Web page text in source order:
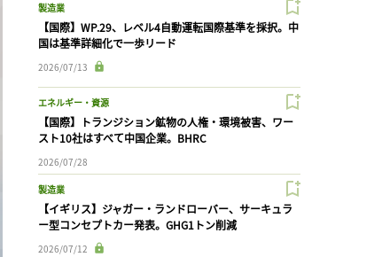
製造業
【国際】WP.29、レベル4自動運転国際基準を採択。中
国は基準詳細化で一歩リード
2026/07/13
エネルギー・資源
【国際】トランジション鉱物の人権・環境被害、ワー
スト10社はすべて中国企業。BHRC
2026/07/28
製造業
【イギリス】ジャガー・ランドローバー、サーキュラ
ー型コンセプトカー発表。GHG1トン削減
2026/07/12